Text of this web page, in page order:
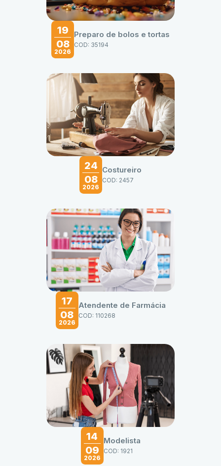
19
08
2026
Preparo de bolos e tortas
COD: 35194
24
08
2026
Costureiro
COD: 2457
17
08
2026
Atendente de Farmácia
COD: 110268
14
09
2026
Modelista
COD: 1921